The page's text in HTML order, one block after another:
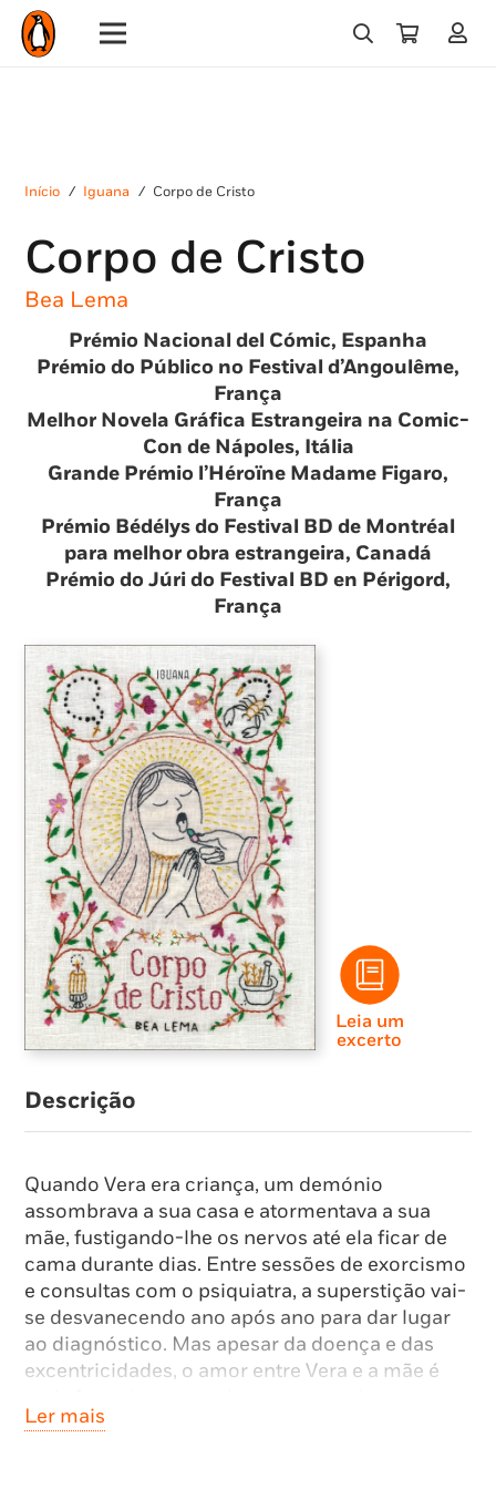
Início / Iguana / Corpo de Cristo
Corpo de Cristo
Bea Lema
Prémio Nacional del Cómic, Espanha
Prémio do Público no Festival d’Angoulême,
França
Melhor Novela Gráfica Estrangeira na Comic-
Con de Nápoles, Itália
Grande Prémio l’Héroïne Madame Figaro,
França
Prémio Bédélys do Festival BD de Montréal
para melhor obra estrangeira, Canadá
Prémio do Júri do Festival BD en Périgord,
França
Leia um
excerto
Descrição
Quando Vera era criança, um demónio
assombrava a sua casa e atormentava a sua
mãe, fustigando-lhe os nervos até ela ficar de
cama durante dias. Entre sessões de exorcismo
e consultas com o psiquiatra, a superstição vai-
se desvanecendo ano após ano para dar lugar
ao diagnóstico. Mas apesar da doença e das
excentricidades, o amor entre Vera e a mãe é
de sobreviver à passagem do tempo, às
Ler mais